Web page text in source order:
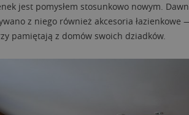
jest pomysłem stosunkowo nowym.
z niego również akcesoria
pamiętają z domów swoich dziadków.